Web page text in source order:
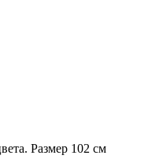
Размер 102 см